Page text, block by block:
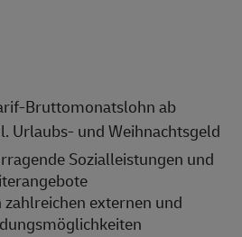
Bruttomonatslohn ab
Urlaubs- und Weihnachtsgeld
Sozialleistungen und
externen und